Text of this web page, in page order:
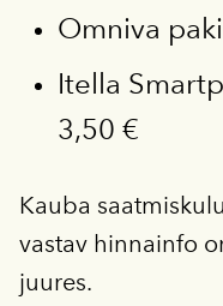
Omniva
Itella
3,50 €
Kauba
vastav hinnainfo
juures.